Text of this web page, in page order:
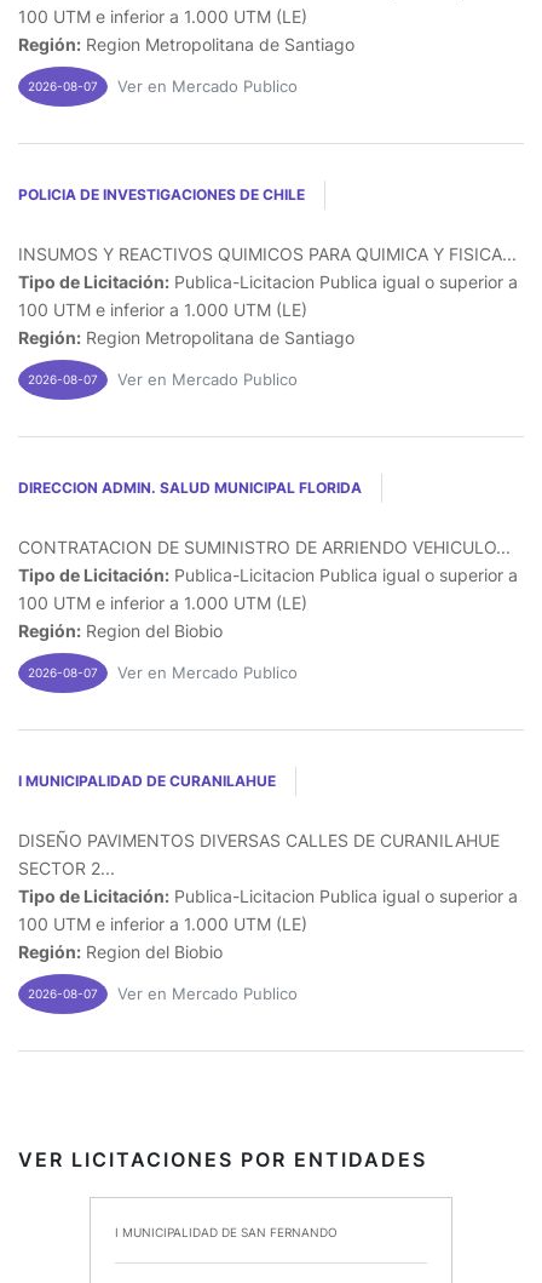
100 UTM e inferior a 1.000 UTM (LE)
Región: Region Metropolitana de Santiago
2026-08-07 Ver en Mercado Publico
POLICIA DE INVESTIGACIONES DE CHILE
INSUMOS Y REACTIVOS QUIMICOS PARA QUIMICA Y FISICA...
Tipo de Licitación: Publica-Licitacion Publica igual o superior a
100 UTM e inferior a 1.000 UTM (LE)
Región: Region Metropolitana de Santiago
2026-08-07 Ver en Mercado Publico
DIRECCION ADMIN. SALUD MUNICIPAL FLORIDA
CONTRATACION DE SUMINISTRO DE ARRIENDO VEHICULO...
Tipo de Licitación: Publica-Licitacion Publica igual o superior a
100 UTM e inferior a 1.000 UTM (LE)
Región: Region del Biobio
2026-08-07 Ver en Mercado Publico
I MUNICIPALIDAD DE CURANILAHUE
DISEÑO PAVIMENTOS DIVERSAS CALLES DE CURANILAHUE
SECTOR 2...
Tipo de Licitación: Publica-Licitacion Publica igual o superior a
100 UTM e inferior a 1.000 UTM (LE)
Región: Region del Biobio
2026-08-07 Ver en Mercado Publico
VER LICITACIONES POR ENTIDADES
I MUNICIPALIDAD DE SAN FERNANDO